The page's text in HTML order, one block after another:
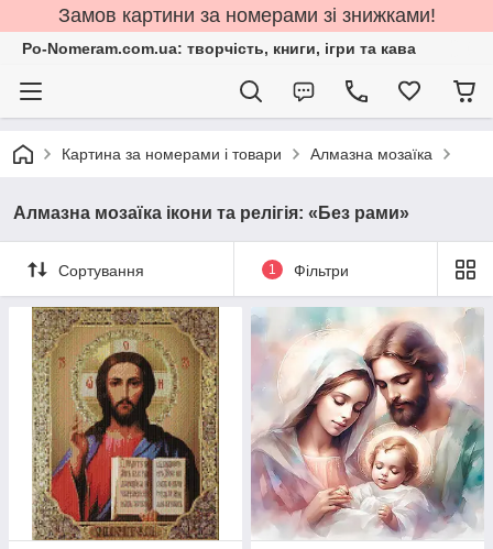
Замов картини за номерами зі знижками!
Po-Nomeram.com.ua: творчість, книги, ігри та кава
Картина за номерами і товари Алмазна мозаїка
Алмазна мозаїка ікони та релігія: «Без рами»
Сортування 1 Фільтри